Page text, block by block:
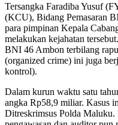
Tersangka Faradiba Yusuf
(KCU), Bidang Pemasaran
para pimpinan Kepala
melakukan kejahatan
BNI 46 Ambon terbilang
(organized crime) ini juga
kontrol).
Dalam kurun waktu satu
angka Rp58,9 miliar. Kasus
Ditreskrimsus Polda Maluku.